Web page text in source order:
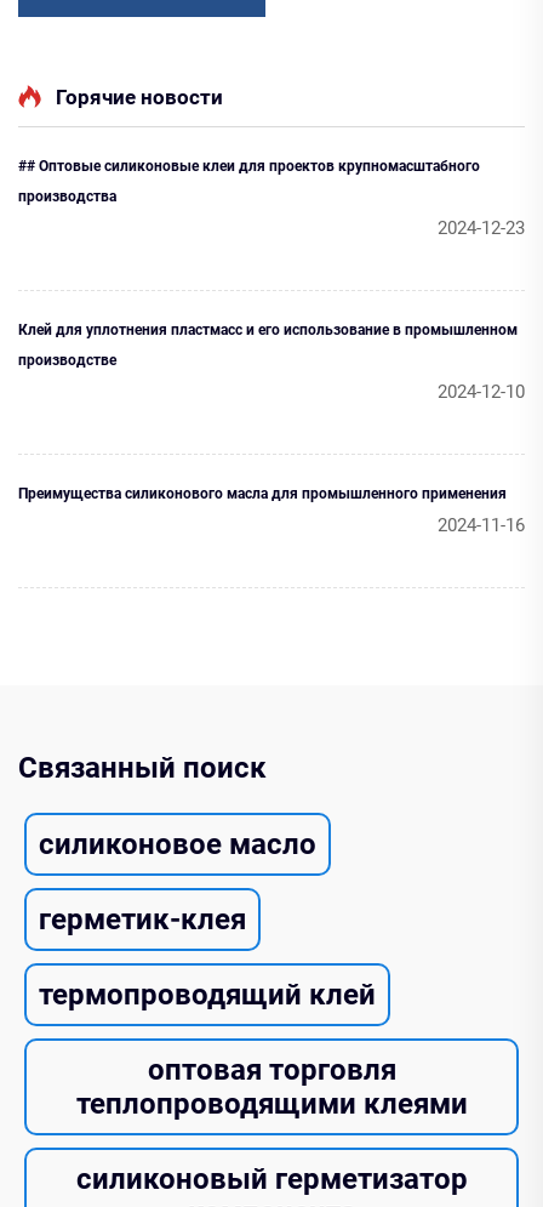
Горячие новости
## Оптовые силиконовые клеи для проектов крупномасштабного
производства
2024-12-23
Клей для уплотнения пластмасс и его использование в промышленном
производстве
2024-12-10
Преимущества силиконового масла для промышленного применения
2024-11-16
Связанный поиск
силиконовое масло
герметик-клея
термопроводящий клей
оптовая торговля
теплопроводящими клеями
силиконовый герметизатор